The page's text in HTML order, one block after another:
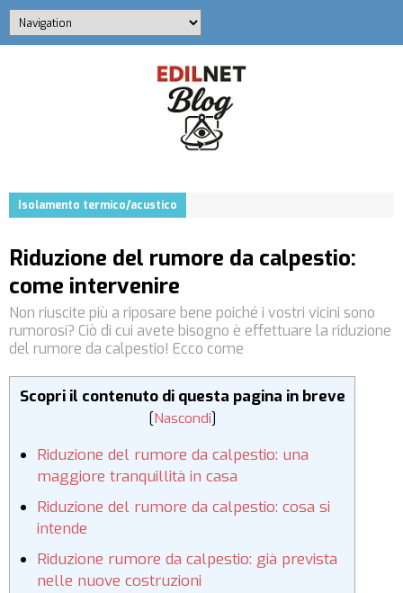
Isolamento termico/acustico
Riduzione del rumore da calpestio:
come intervenire
Non riuscite più a riposare bene poiché i vostri vicini sono
rumorosi? Ciò di cui avete bisogno è effettuare la riduzione
del rumore da calpestio! Ecco come
Scopri il contenuto di questa pagina in breve
[Nascondi]
Riduzione del rumore da calpestio: una
maggiore tranquillità in casa
Riduzione del rumore da calpestio: cosa si
intende
Riduzione rumore da calpestio: già prevista
nelle nuove costruzioni